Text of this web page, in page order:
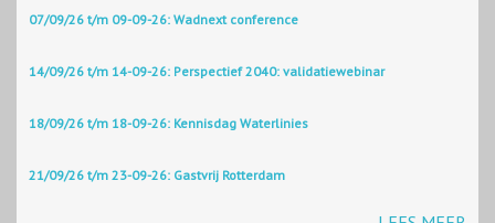
07/09/26 t/m 09-09-26: Wadnext conference
14/09/26 t/m 14-09-26: Perspectief 2040: validatiewebinar
18/09/26 t/m 18-09-26: Kennisdag Waterlinies
21/09/26 t/m 23-09-26: Gastvrij Rotterdam